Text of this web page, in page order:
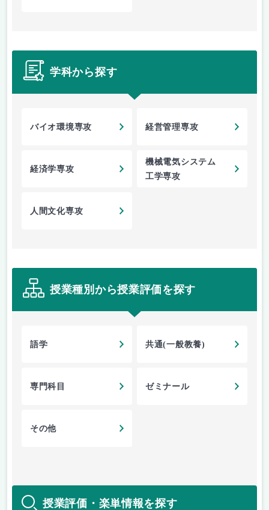
学科から探す
バイオ環境専攻 経営管理専攻
経済学専攻
機械電気システム
工学専攻
人間文化専攻
授業種別から授業評価を探す
語学 共通(一般教養)
専門科目 ゼミナール
その他
授業評価・楽単情報を探す